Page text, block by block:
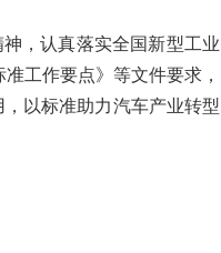
，认真落实全国新型工业
工作要点》等文件要求，
以标准助力汽车产业转型